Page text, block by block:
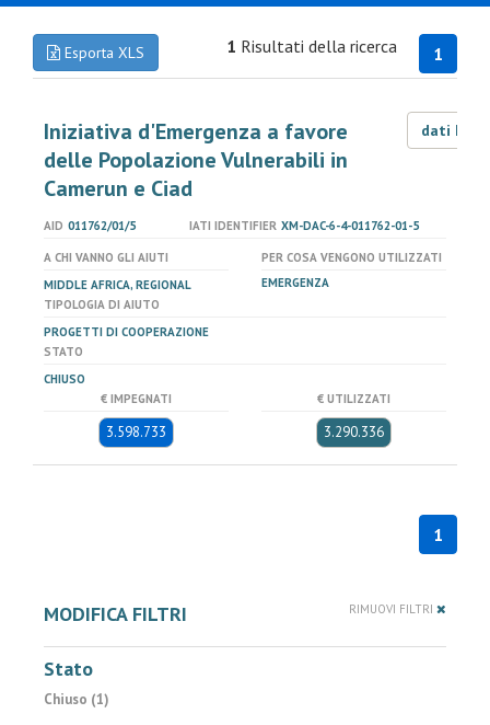
Esporta XLS 1
1 Risultati della ricerca
Iniziativa d'Emergenza a favore
delle Popolazione Vulnerabili in
Camerun e Ciad
dati LOD
AID 011762/01/5 IATI IDENTIFIER XM-DAC-6-4-011762-01-5
A CHI VANNO GLI AIUTI
MIDDLE AFRICA, REGIONAL
PER COSA VENGONO UTILIZZATI
EMERGENZA
TIPOLOGIA DI AIUTO
PROGETTI DI COOPERAZIONE
STATO
CHIUSO
€ IMPEGNATI
3.598.733
€ UTILIZZATI
3.290.336
1
MODIFICA FILTRI RIMUOVI FILTRI
Stato
Chiuso (1)